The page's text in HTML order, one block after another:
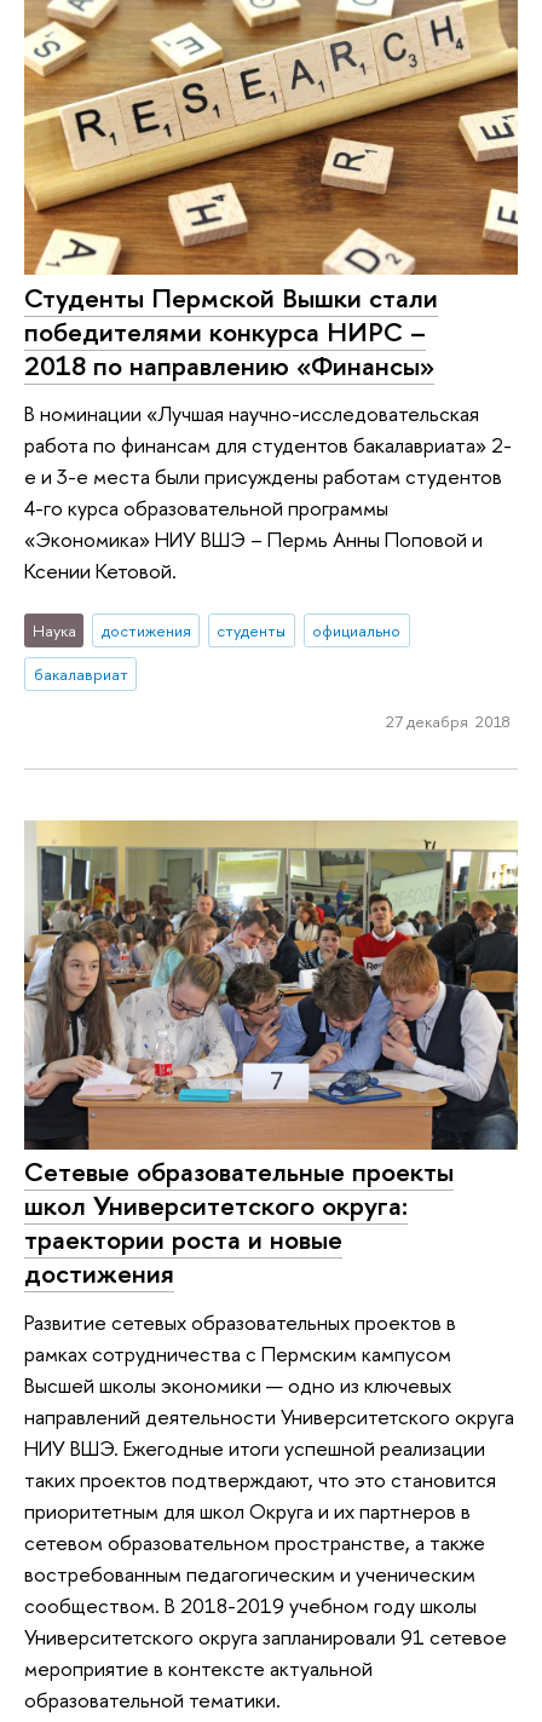
Студенты Пермской Вышки стали
победителями конкурса НИРС –
2018 по направлению «Финансы»
В номинации «Лучшая научно-исследовательская
работа по финансам для студентов бакалавриата» 2-
е и 3-е места были присуждены работам студентов
4-го курса образовательной программы
«Экономика» НИУ ВШЭ – Пермь Анны Поповой и
Ксении Кетовой.
Наука достижения студенты
официально
бакалавриат
27 декабря 2018
Сетевые образовательные проекты
школ Университетского округа:
траектории роста и новые
достижения
Развитие сетевых образовательных проектов в
рамках сотрудничества с Пермским кампусом
Высшей школы экономики — одно из ключевых
направлений деятельности Университетского округа
НИУ ВШЭ. Ежегодные итоги успешной реализации
таких проектов подтверждают, что это становится
приоритетным для школ Округа и их партнеров в
сетевом образовательном пространстве, а также
востребованным педагогическим и ученическим
сообществом. В 2018-2019 учебном году школы
Университетского округа запланировали 91 сетевое
мероприятие в контексте актуальной
образовательной тематики.